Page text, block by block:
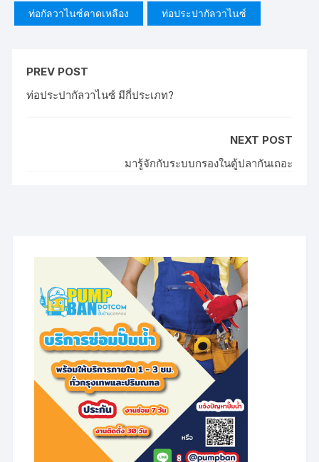
ท่อกัลวาไนซ์คาดเหลือง ท่อประปากัลวาไนซ์
PREV POST
ท่อประปากัลวาไนซ์ มีกี่ประเภท?
NEXT POST
มารู้จักกับระบบกรองในตู้ปลากันเถอะ